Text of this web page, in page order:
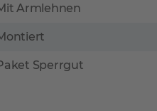
Armlehnen
Sperrgut